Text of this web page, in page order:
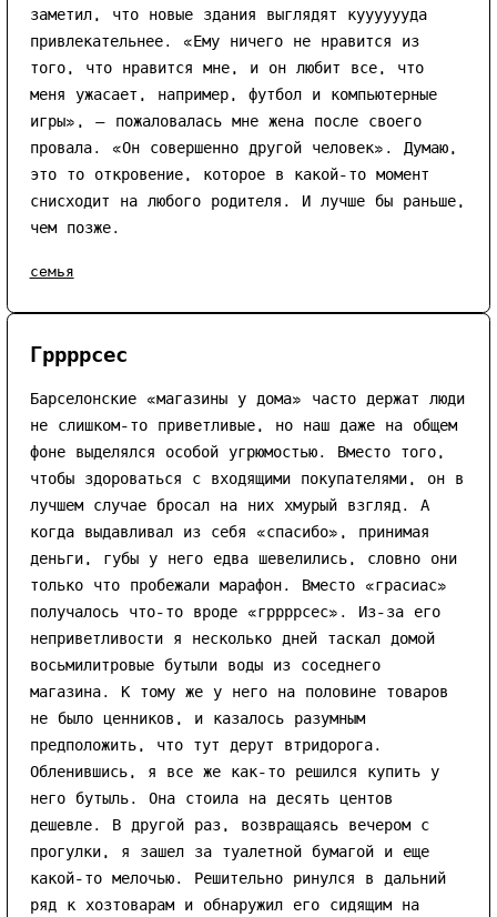
заметил, что новые здания выглядят кууууууда
привлекательнее. «Ему ничего не нравится из
того, что нравится мне, и он любит все, что
меня ужасает, например, футбол и компьютерные
игры», — пожаловалась мне жена после своего
провала. «Он совершенно другой человек». Думаю,
это то откровение, которое в какой-то момент
снисходит на любого родителя. И лучше бы раньше,
чем позже.
семья
Гррррсес
Барселонские «магазины у дома» часто держат люди
не слишком-то приветливые, но наш даже на общем
фоне выделялся особой угрюмостью. Вместо того,
чтобы здороваться с входящими покупателями, он в
лучшем случае бросал на них хмурый взгляд. А
когда выдавливал из себя «спасибо», принимая
деньги, губы у него едва шевелились, словно они
только что пробежали марафон. Вместо «грасиас»
получалось что-то вроде «гррррсес». Из-за его
неприветливости я несколько дней таскал домой
восьмилитровые бутыли воды из соседнего
магазина. К тому же у него на половине товаров
не было ценников, и казалось разумным
предположить, что тут дерут втридорога.
Обленившись, я все же как-то решился купить у
него бутыль. Она стоила на десять центов
дешевле. В другой раз, возвращаясь вечером с
прогулки, я зашел за туалетной бумагой и еще
какой-то мелочью. Решительно ринулся в дальний
ряд к хозтоварам и обнаружил его сидящим на